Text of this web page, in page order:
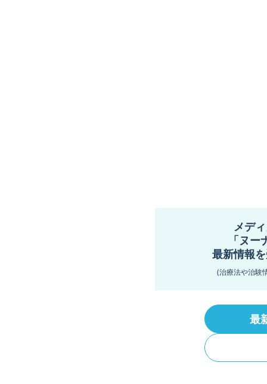
メデ
「ヌ
最新情報
(治療法や治験
最